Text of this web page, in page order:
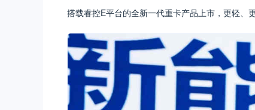
搭载睿控E平台的全新一代重卡产品上市，更轻、